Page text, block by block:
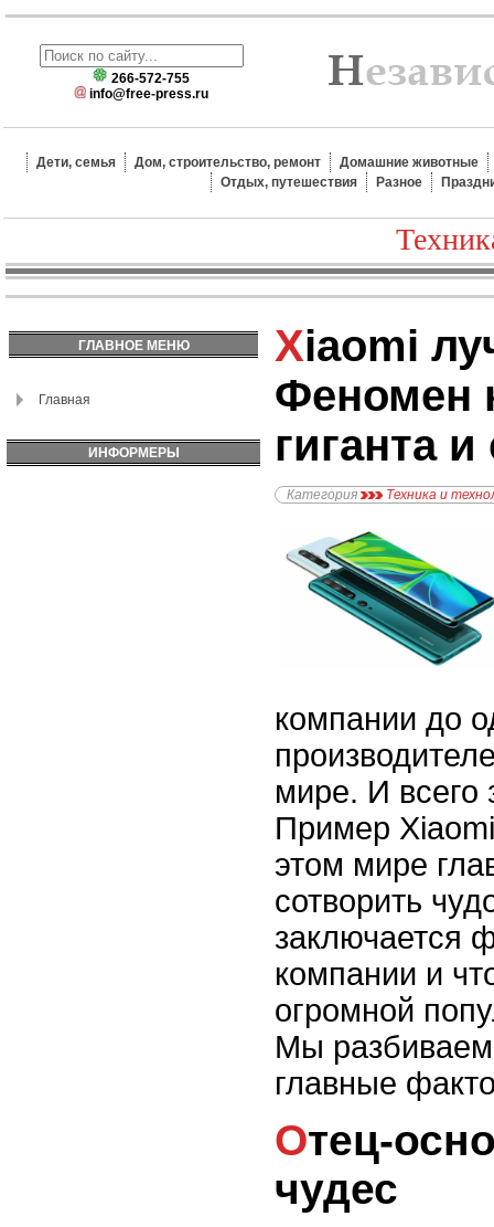
266-572-755
info@free-press.ru
Дети, семья Дом, строительство, ремонт
Домашние животные
Отдых, путешествия
Разное
ГЛАВНОЕ МЕНЮ
Главная
ИНФОРМЕРЫ
Xiaomi лучший?
Феномен
гиганта и
Категория Техника и
компании до
мире. И всего
Пример
этом мире
сотворить
заключается
компании и
огромной
Мы разбиваем
главные
Отец-основатель и семь
чудес